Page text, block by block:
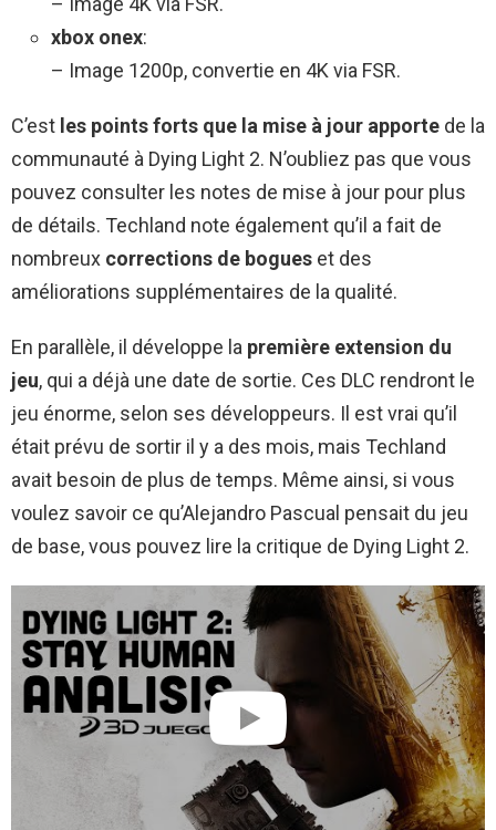
xbox onex:
– Image 1200p, convertie en 4K via FSR.
C’est les points forts que la mise à jour apporte de la
communauté à Dying Light 2. N’oubliez pas que vous
pouvez consulter les notes de mise à jour pour plus
de détails. Techland note également qu’il a fait de
nombreux corrections de bogues et des
améliorations supplémentaires de la qualité.
En parallèle, il développe la première extension du
jeu, qui a déjà une date de sortie. Ces DLC rendront le
jeu énorme, selon ses développeurs. Il est vrai qu’il
était prévu de sortir il y a des mois, mais Techland
avait besoin de plus de temps. Même ainsi, si vous
voulez savoir ce qu’Alejandro Pascual pensait du jeu
de base, vous pouvez lire la critique de Dying Light 2.